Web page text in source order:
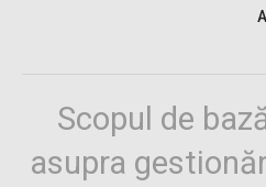
Scopul de
asupra